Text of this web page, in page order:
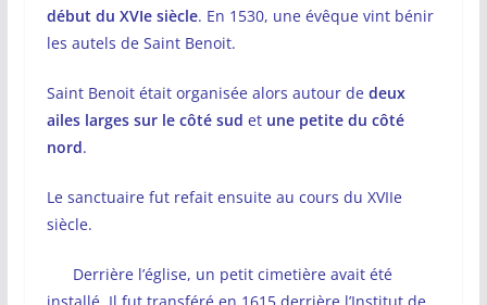
début du XVIe siècle. En 1530, une évêque vint bénir
les autels de Saint Benoit.
Saint Benoit était organisée alors autour de deux
ailes larges sur le côté sud et une petite du côté
nord.
Le sanctuaire fut refait ensuite au cours du XVIIe
siècle.
Derrière l’église, un petit cimetière avait été